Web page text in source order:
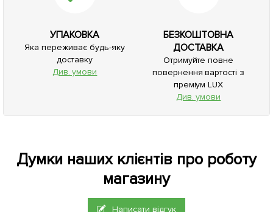
УПАКОВКА
Яка переживає будь-яку
доставку
Див. умови
БЕЗКОШТОВНА
ДОСТАВКА
Отримуйте повне
повернення вартості з
преміум LUX
Див. умови
Думки наших клієнтів про роботу
магазину
Написати відгук